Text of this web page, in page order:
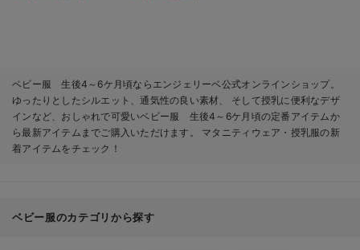
ベビー服 生後4～6ケ月頃ならエンジェリーベ公式オンラインショップ。
ゆったりとしたシルエット、通気性の良い素材、 そして授乳に便利なデザ
インなど、おしゃれで可愛いベビー服 生後4～6ケ月頃の定番アイテムか
ら最新アイテムまでご購入いただけます。 マタニティウェア・授乳服の新
着アイテムをチェック！
ベビー服のカテゴリから探す